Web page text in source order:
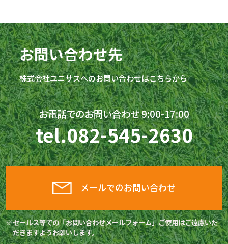
お問い合わせ先
株式会社ユニサスへのお問い合わせはこちらから
お電話でのお問い合わせ 9:00-17:00
tel.082-545-2630
メールでのお問い合わせ
セールス等での「お問い合わせメールフォーム」ご使用はご遠慮いた
だきますようお願いします。